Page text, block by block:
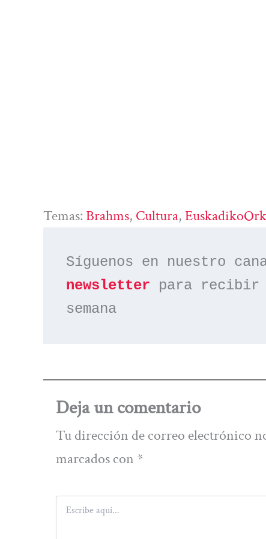
Temas: Brahms, Cultura,
Síguenos en nuestro
newsletter para recibir
semana
Deja un comentario
Tu dirección de correo electrónico
marcados con *
Escribe
aquí...